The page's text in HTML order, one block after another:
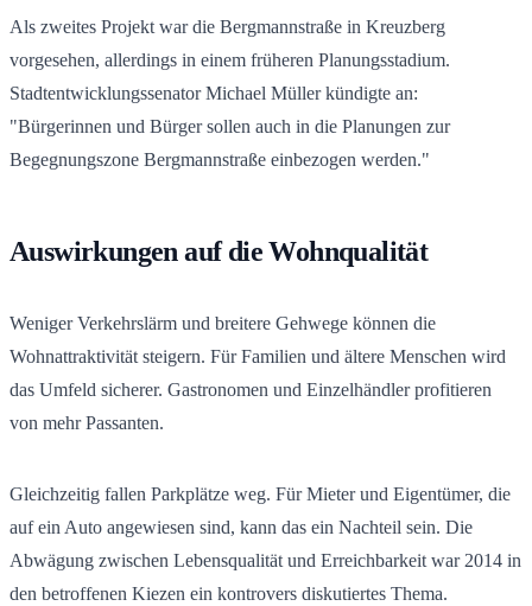
Als zweites Projekt war die Bergmannstraße in Kreuzberg
vorgesehen, allerdings in einem früheren Planungsstadium.
Stadtentwicklungssenator Michael Müller kündigte an:
"Bürgerinnen und Bürger sollen auch in die Planungen zur
Begegnungszone Bergmannstraße einbezogen werden."
Auswirkungen auf die Wohnqualität
Weniger Verkehrslärm und breitere Gehwege können die
Wohnattraktivität steigern. Für Familien und ältere Menschen wird
das Umfeld sicherer. Gastronomen und Einzelhändler profitieren
von mehr Passanten.
Gleichzeitig fallen Parkplätze weg. Für Mieter und Eigentümer, die
auf ein Auto angewiesen sind, kann das ein Nachteil sein. Die
Abwägung zwischen Lebensqualität und Erreichbarkeit war 2014 in
den betroffenen Kiezen ein kontrovers diskutiertes Thema.